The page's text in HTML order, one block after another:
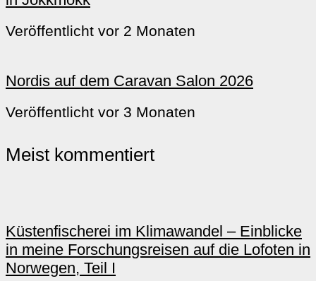
Veröffentlicht vor 2 Monaten
Nordis auf dem Caravan Salon 2026
Veröffentlicht vor 3 Monaten
Meist kommentiert
Küstenfischerei im Klimawandel – Einblicke
in meine Forschungsreisen auf die Lofoten in
Norwegen, Teil I